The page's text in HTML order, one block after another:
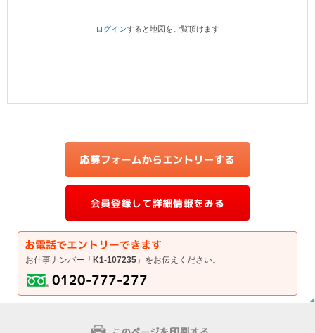
ログインすると地図をご覧頂けます
お仕事ナンバー「 K1-107235 」をお伝えください。